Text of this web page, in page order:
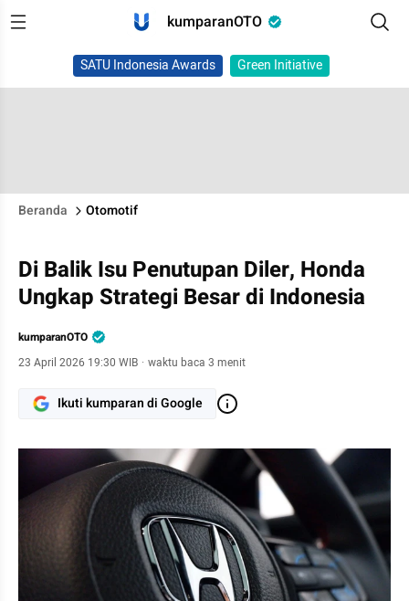
kumparanOTO
SATU Indonesia Awards Green Initiative
Beranda Otomotif
Di Balik Isu Penutupan Diler, Honda
Ungkap Strategi Besar di Indonesia
kumparanOTO
23 April 2026 19:30 WIB · waktu baca 3 menit
Ikuti kumparan di Google